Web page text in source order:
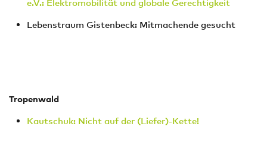
e.V.: Elektromobilität und globale Gerechtigkeit
Lebenstraum Gistenbeck: Mitmachende gesucht
Tropenwald
Kautschuk: Nicht auf der (Liefer)-Kette!